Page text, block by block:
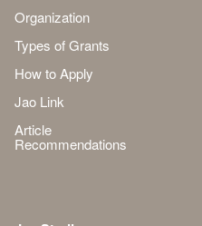
Organization
Types of Grants
How to Apply
Jao Link
Article
Recommendations